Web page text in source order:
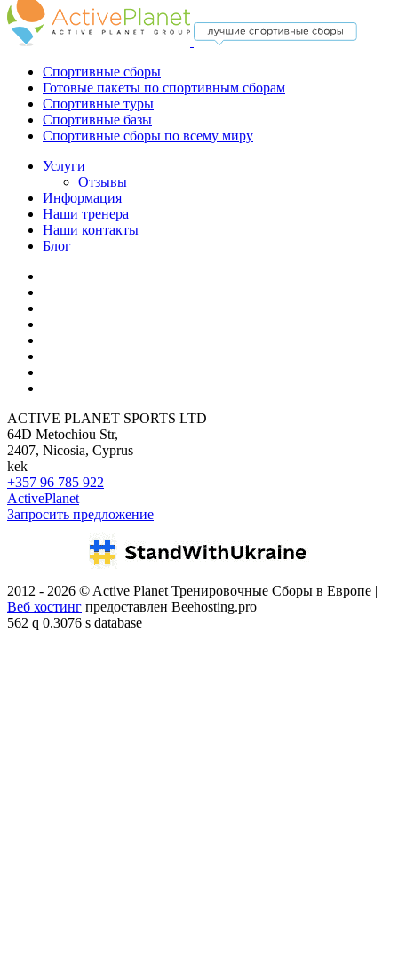
Спортивные сборы
Готовые пакеты по спортивным сборам
Спортивные туры
Спортивные базы
Спортивные сборы по всему миру
Услуги
Отзывы
Информация
Наши тренера
Наши контакты
Блог
ACTIVE PLANET SPORTS LTD
64D Metochiou Str,
2407, Nicosia, Cyprus
kek
+357 96 785 922
ActivePlanet
Запросить предложение
2012 - 2026 © Active Planet Тренировочные Сборы в Европе |
Веб хостинг предоставлен Beehosting.pro
562 q 0.3076 s database